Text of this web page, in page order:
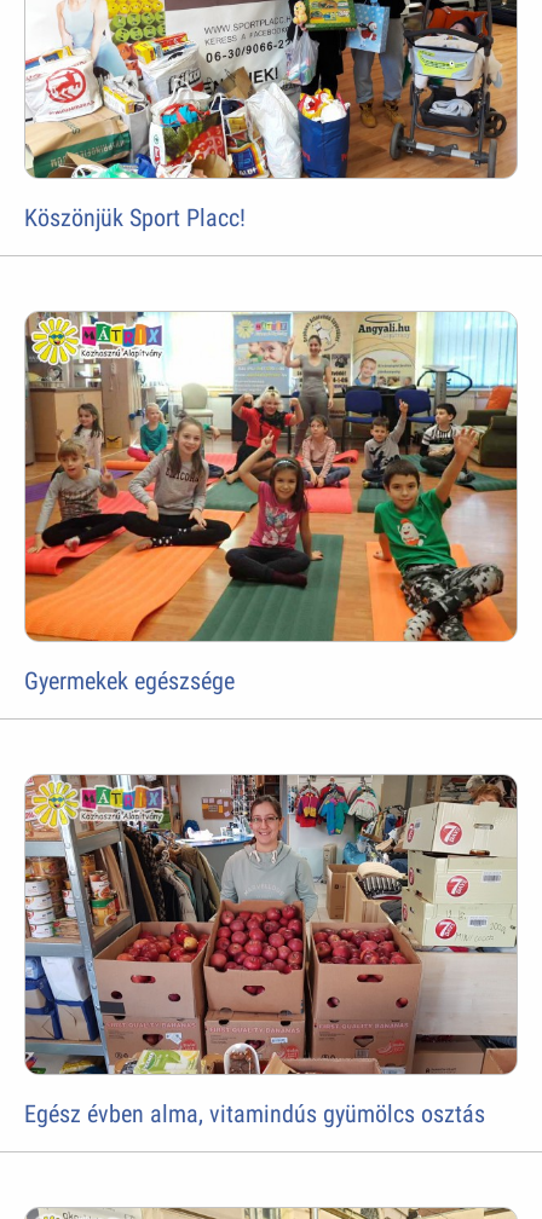
Köszönjük Sport Placc!
Gyermekek egészsége
Egész évben alma, vitamindús gyümölcs osztás